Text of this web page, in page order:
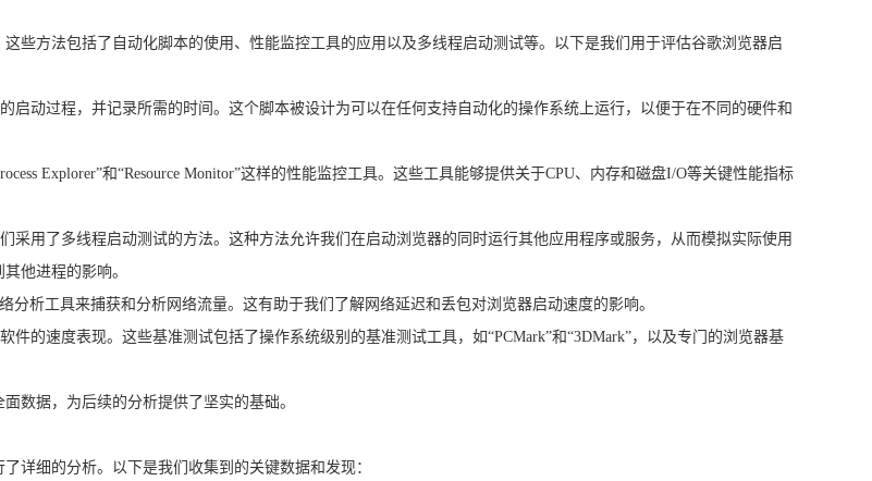
些方法包括了自动化脚本的使用、性能监控工具的应用以及多线程启动测试等。以下是我们用于评估谷歌浏览器启
动过程，并记录所需的时间。这个脚本被设计为可以在任何支持自动化的操作系统上运行，以便于在不同的硬件和
Explorer”和“Resource Monitor”这样的性能监控工具。这些工具能够提供关于CPU、内存和磁盘I/O等关键性能指标
用了多线程启动测试的方法。这种方法允许我们在启动浏览器的同时运行其他应用程序或服务，从而模拟实际使用
他进程的影响。
分析工具来捕获和分析网络流量。这有助于我们了解网络延迟和丢包对浏览器启动速度的影响。
的速度表现。这些基准测试包括了操作系统级别的基准测试工具，如“PCMark”和“3DMark”，以及专门的浏览器基
数据，为后续的分析提供了坚实的基础。
详细的分析。以下是我们收集到的关键数据和发现：